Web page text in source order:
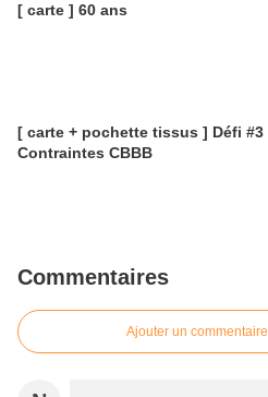
[ carte ] 60 ans
[ carte + pochette tissus ] Défi #3
Contraintes CBBB
Commentaires
Ajouter un commentaire